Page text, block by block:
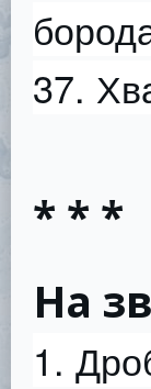
37.
* * *
На
1.